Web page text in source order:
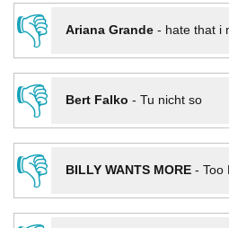
👎
Ariana Grande- hate that i
👎
Bert Falko - Tu nicht so
👎
BILLY WANTS MORE- Too